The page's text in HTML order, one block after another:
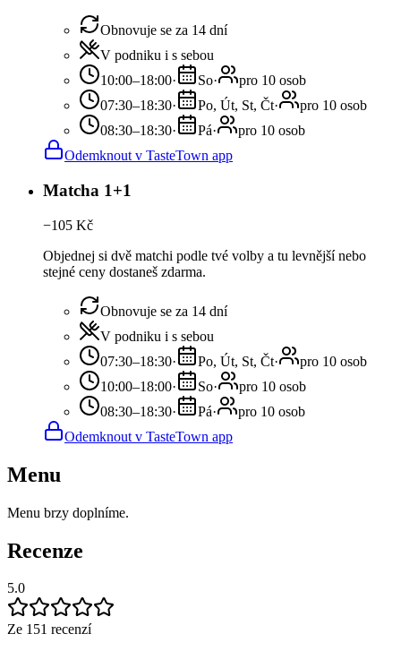
Obnovuje se za 14 dní
V podniku i s sebou
10:00–18:00· So·
pro 10 osob
07:30–18:30· Po, Út, St, Čt·
pro 10 osob
08:30–18:30· Pá·
pro 10 osob
Odemknout v TasteTown app
Matcha 1+1
−105 Kč
Objednej si dvě matchi podle tvé volby a tu levnější nebo
stejné ceny dostaneš zdarma.
Obnovuje se za 14 dní
V podniku i s sebou
07:30–18:30· Po, Út, St, Čt·
pro 10 osob
10:00–18:00· So·
pro 10 osob
08:30–18:30· Pá·
pro 10 osob
Odemknout v TasteTown app
Menu
Menu brzy doplníme.
Recenze
5.0
Ze 151 recenzí